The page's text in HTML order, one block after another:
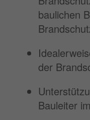
baulichen
der
Bauleiter